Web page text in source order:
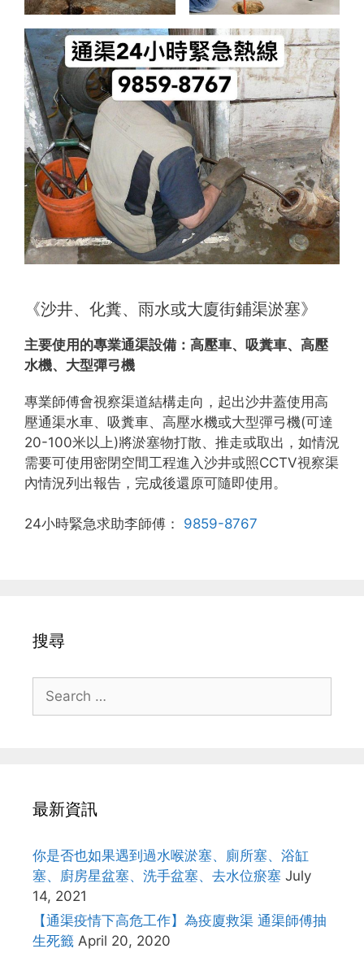
《沙井、化糞、雨水或大廈街鋪渠淤塞》
主要使用的專業通渠設備： 高壓車、吸糞車、高壓
水機、大型彈弓機
專業師傅會視察渠道結構走向，起出沙井蓋使用高
壓通渠水車、吸糞車、高壓水機或大型彈弓機(可達
20-100米以上)將淤塞物打散、推走或取出，如情況
需要可使用密閉空間工程進入沙井或照CCTV視察渠
內情況列出報告，完成後還原可隨即使用。
24小時緊急求助李師傅： 9859-8767
搜尋
for:
最新資訊
你是否也如果遇到過水喉淤塞、廁所塞、浴缸
塞、廚房星盆塞、洗手盆塞、去水位瘀塞 July
14, 2021
【通渠疫情下高危工作】為疫廈救渠 通渠師傅抽
生死籤 April 20, 2020